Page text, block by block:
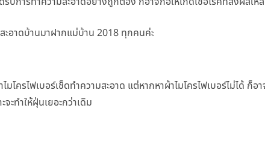
ะอาดบ้านมาฝากแม่บ้าน 2018 ทุกคนค่ะ
โครไฟเบอร์เช็ดทำความสะอาด แต่หากหาผ้าไมโครไฟเบอร์ไม่ได้ ก็อ
ะทำให้ฝุ่นเยอะกว่าเดิม